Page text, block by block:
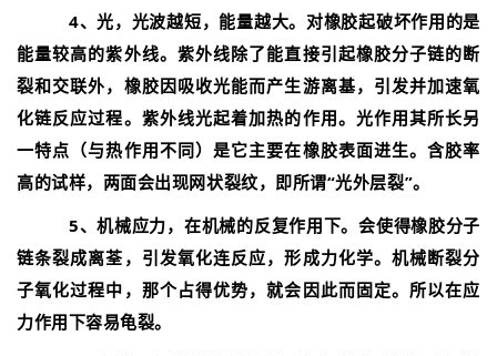
4、光，光波越短，能量越大。对橡胶起破坏作用的是
能量较高的紫外线。紫外线除了能直接引起橡胶分子链的断
裂和交联外，橡胶因吸收光能而产生游离基，引发并加速氧
化链反应过程。紫外线光起着加热的作用。光作用其所长另
一特点（与热作用不同）是它主要在橡胶表面进生。含胶率
高的试样，两面会出现网状裂纹，即所谓“光外层裂”。
5、机械应力，在机械的反复作用下。会使得橡胶分子
链条裂成离荃，引发氧化连反应，形成力化学。机械断裂分
子氧化过程中，那个占得优势，就会因此而固定。所以在应
力作用下容易龟裂。